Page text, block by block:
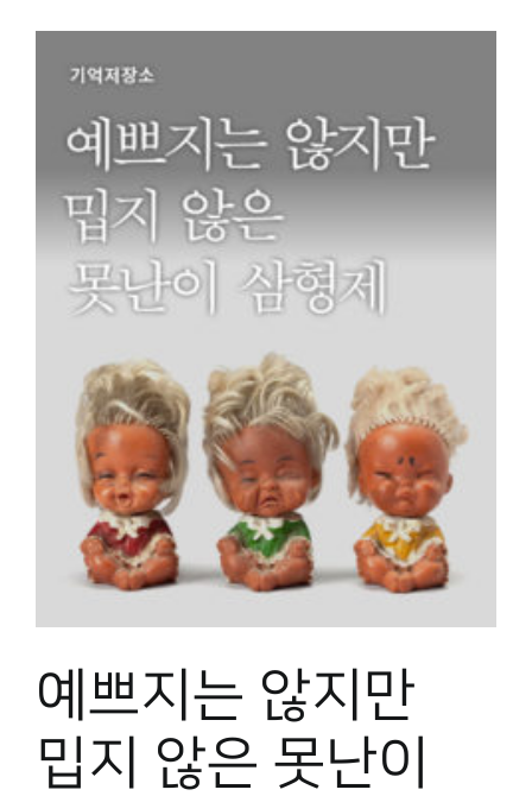
예쁘지는 않지만
밉지 않은 못난이